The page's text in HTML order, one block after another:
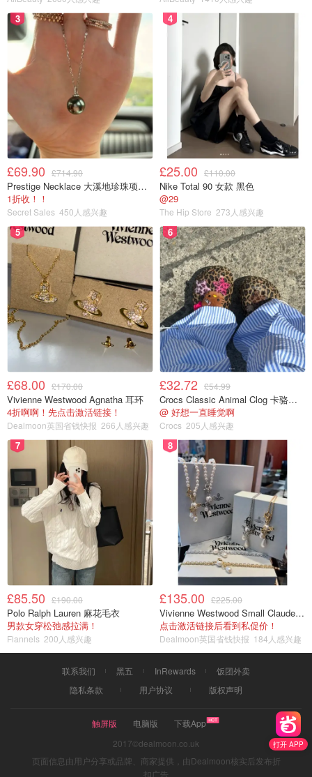
打开 APP
3
£69.90 £714.90
Prestige Necklace 大溪地珍珠项链 10-11mm
1折收！！
Secret Sales 450人感兴趣
4
£25.00 £110.00
Nike Total 90 女款 黑色
@29
The Hip Store 273人感兴趣
5
£68.00 £170.00
Vivienne Westwood Agnatha 耳环
4折啊啊！先点击激活链接！
Dealmoon英国省钱快报 266人感兴趣
6
£32.72 £54.99
Crocs Classic Animal Clog 卡骆驰动物印花洞洞鞋
@ 好想一直睡觉啊
Crocs 205人感兴趣
7
£85.50 £190.00
Polo Ralph Lauren 麻花毛衣
男款女穿松弛感拉满！
Flannels 200人感兴趣
8
£135.00 £225.00
Vivienne Westwood Small Claude 珍珠项链
点击激活链接后看到私促价！
Dealmoon英国省钱快报 184人感兴趣
联系我们 黑五 InRewards
饭团外卖
隐私条款
用户协议 版权声明
触屏版 电脑版
下载App
2017©dealmoon.co.uk
页面信息由用户分享或品牌、商家提供，由Dealmoon核实后发布折
扣广告